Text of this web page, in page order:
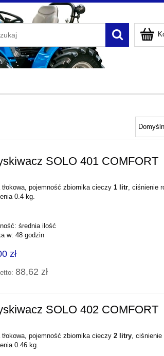
SOLO 401 COMFORT
tłokowa, pojemność zbiornika cieczy 1 litr, ciśnienie
0.4 kg.
średnia ilość
w: 48 godzin
zł
88,62 zł
SOLO 402 COMFORT
tłokowa, pojemność zbiornika cieczy 2 litry, ciśnienie
0.46 kg.